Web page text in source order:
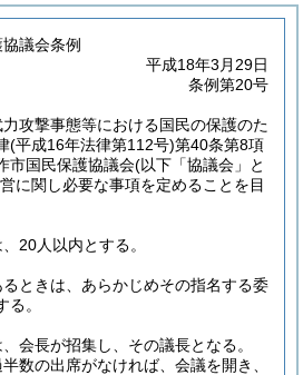
議会条例
平成18年3月29日
条例第20号
力攻撃事態等における国民の保護のた
(平成16年法律第112号)第40条第8項
市国民保護協議会(以下「協議会」と
に関し必要な事項を定めることを目
20人以内とする。
ときは、あらかじめその指名する委
。
会長が招集し、その議長となる。
数の出席がなければ、会議を開き、